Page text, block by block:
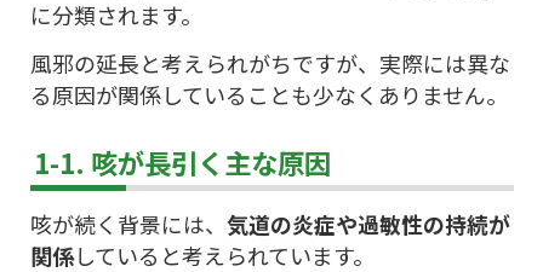
に分類されます。
風邪の延長と考えられがちですが、実際には異な
る原因が関係していることも少なくありません。
1-1. 咳が長引く主な原因
咳が続く背景には、 気道の炎症や過敏性の持続が
関係していると考えられています。